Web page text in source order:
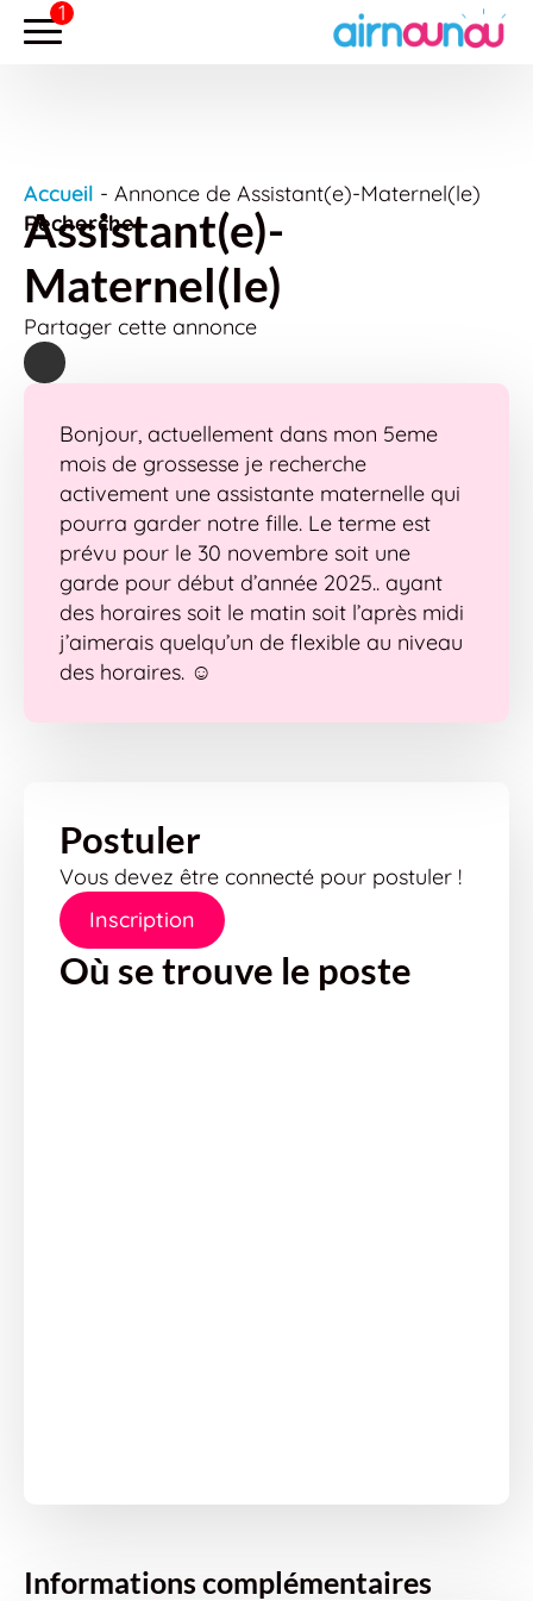
Accueil - Annonce de Assistant(e)-Maternel(le)
Recherche
Assistant(e)-
Maternel(le)
Partager cette annonce
Bonjour, actuellement dans mon 5eme
mois de grossesse je recherche
activement une assistante maternelle qui
pourra garder notre fille. Le terme est
prévu pour le 30 novembre soit une
garde pour début d’année 2025.. ayant
des horaires soit le matin soit l’après midi
j’aimerais quelqu’un de flexible au niveau
des horaires. ☺️
Postuler
Vous devez être connecté pour postuler !
Inscription
Où se trouve le poste
Informations complémentaires